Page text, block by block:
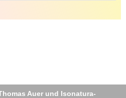
Auer und Isonatura-